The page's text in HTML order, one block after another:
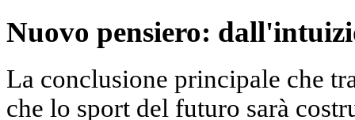
Nuovo pensiero:
La conclusione principale che
che lo sport del futuro sarà